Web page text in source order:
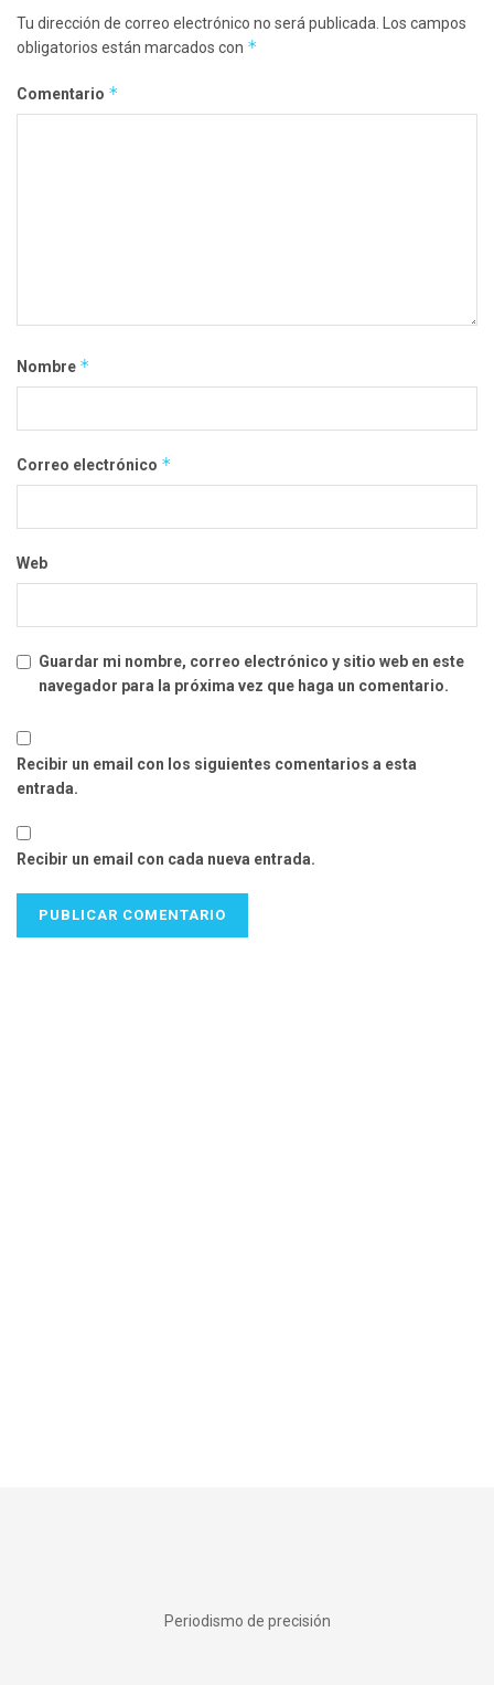
Tu dirección de correo electrónico no será publicada. Los campos
obligatorios están marcados con *
Comentario *
Nombre *
Correo electrónico *
Web
Guardar mi nombre, correo electrónico y sitio web en este
navegador para la próxima vez que haga un comentario.
Recibir un email con los siguientes comentarios a esta
entrada.
Recibir un email con cada nueva entrada.
Periodismo de precisión